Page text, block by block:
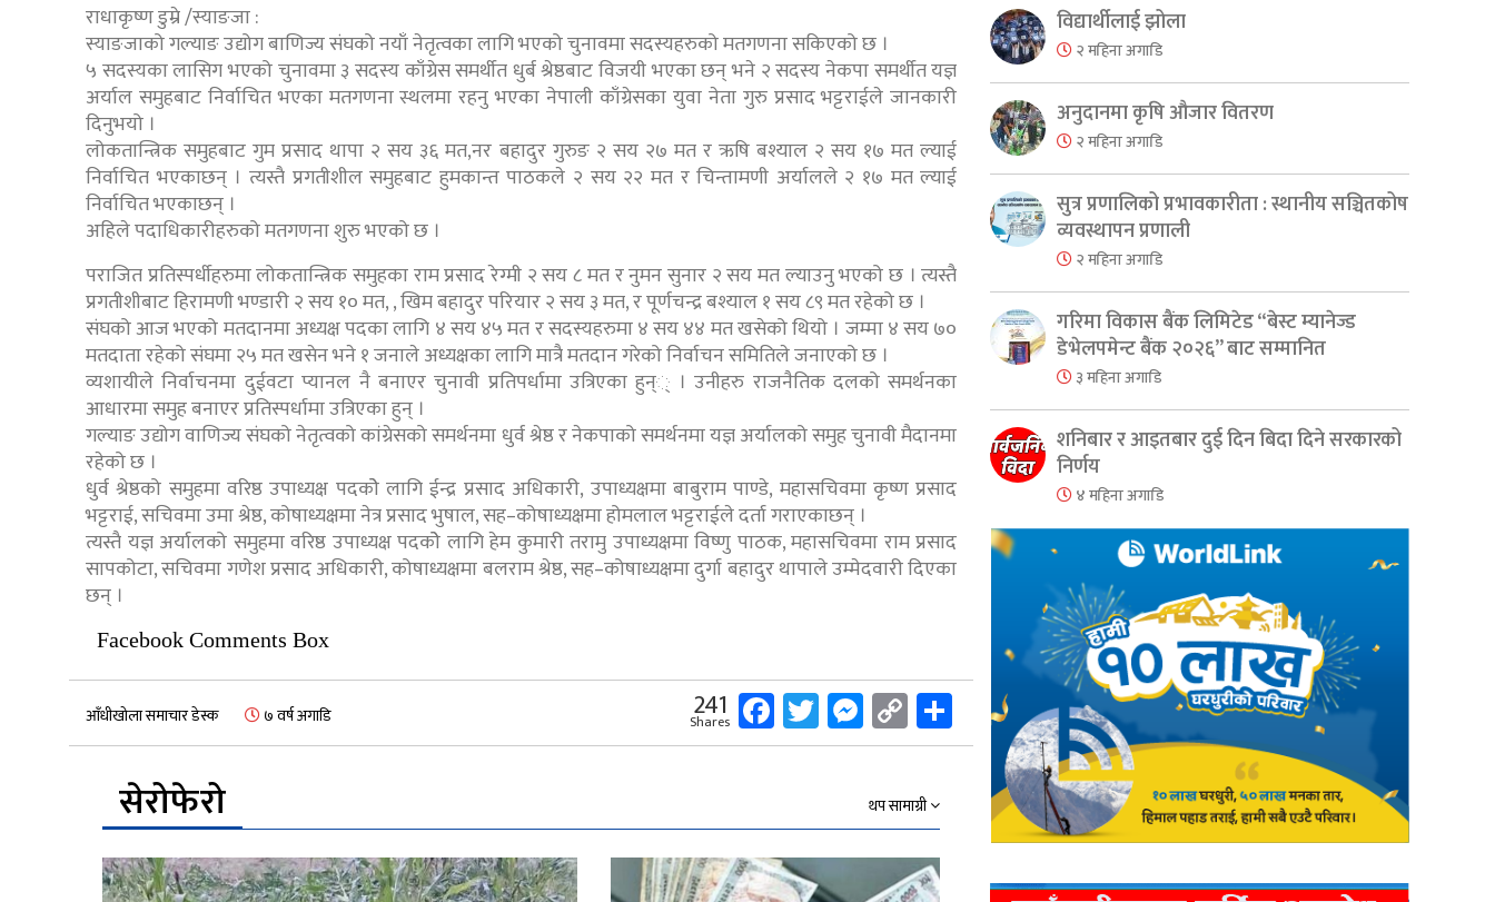
राधाकृष्ण डुम्रे /स्याङजा :
स्याङजाको गल्याङ उद्योग बाणिज्य संघको नयाँ नेतृत्वका लागि भएको चुनावमा सदस्यहरुको मतगणना सकिएको छ ।
५ सदस्यका लासिग भएको चुनावमा ३ सदस्य काँग्रेस समर्थीत धुर्ब श्रेष्ठबाट विजयी भएका छन् भने २ सदस्य नेकपा समर्थीत यज्ञ
अर्याल समुहबाट निर्वाचित भएका मतगणना स्थलमा रहनु भएका नेपाली काँग्रेसका युवा नेता गुरु प्रसाद भट्टराईले जानकारी
दिनुभयो ।
लोकतान्त्रिक समुहबाट गुम प्रसाद थापा २ सय ३६ मत,नर बहादुर गुरुङ २ सय २७ मत र ऋषि बश्याल २ सय १७ मत ल्याई
निर्वाचित भएकाछन् । त्यस्तै प्रगतीशील समुहबाट हुमकान्त पाठकले २ सय २२ मत र चिन्तामणी अर्यालले २ १७ मत ल्याई
निर्वाचित भएकाछन् ।
अहिले पदाधिकारीहरुको मतगणना शुरु भएको छ ।
पराजित प्रतिस्पर्धीहरुमा लोकतान्त्रिक समुहका राम प्रसाद रेग्मी २ सय ८ मत र नुमन सुनार २ सय मत ल्याउनु भएको छ । त्यस्तै
प्रगतीशीबाट हिरामणी भण्डारी २ सय १० मत, , खिम बहादुर परियार २ सय ३ मत, र पूर्णचन्द्र बश्याल १ सय ८९ मत रहेको छ ।
संघको आज भएको मतदानमा अध्यक्ष पदका लागि ४ सय ४५ मत र सदस्यहरुमा ४ सय ४४ मत खसेको थियो । जम्मा ४ सय ७०
मतदाता रहेको संघमा २५ मत खसेन भने १ जनाले अध्यक्षका लागि मात्रै मतदान गरेको निर्वाचन समितिले जनाएको छ ।
व्यशायीले निर्वाचनमा दुईवटा प्यानल नै बनाएर चुनावी प्रतिपर्धामा उत्रिएका हुन्् । उनीहरु राजनैतिक दलको समर्थनका
आधारमा समुह बनाएर प्रतिस्पर्धामा उत्रिएका हुन् ।
गल्याङ उद्योग वाणिज्य संघको नेतृत्वको कांग्रेसको समर्थनमा धुर्व श्रेष्ठ र नेकपाको समर्थनमा यज्ञ अर्यालको समुह चुनावी मैदानमा
रहेको छ ।
धुर्व श्रेष्ठको समुहमा वरिष्ठ उपाध्यक्ष पदकोे लागि ईन्द्र प्रसाद अधिकारी, उपाध्यक्षमा बाबुराम पाण्डे, महासचिवमा कृष्ण प्रसाद
भट्टराई, सचिवमा उमा श्रेष्ठ, कोषाध्यक्षमा नेत्र प्रसाद भुषाल, सह–कोषाध्यक्षमा होमलाल भट्टराईले दर्ता गराएकाछन् ।
त्यस्तै यज्ञ अर्यालको समुहमा वरिष्ठ उपाध्यक्ष पदकोे लागि हेम कुमारी तरामु उपाध्यक्षमा विष्णु पाठक, महासचिवमा राम प्रसाद
सापकोटा, सचिवमा गणेश प्रसाद अधिकारी, कोषाध्यक्षमा बलराम श्रेष्ठ, सह–कोषाध्यक्षमा दुर्गा बहादुर थापाले उम्मेदवारी दिएका
छन् ।
Facebook Comments Box
आँधीखोला समाचार डेस्क ७ वर्ष अगाडि 241
Shares Facebook
Twitter
Messenger
Copy
Link
Share
सेरोफेरो
थप सामाग्री
विद्यार्थीलाई झोला
२ महिना अगाडि
अनुदानमा कृषि औजार वितरण
२ महिना अगाडि
सुत्र प्रणालिको प्रभावकारीता : स्थानीय सञ्चितकोष
व्यवस्थापन प्रणाली
२ महिना अगाडि
गरिमा विकास बैंक लिमिटेड “बेस्ट म्यानेज्ड
डेभेलपमेन्ट बैंक २०२६” बाट सम्मानित
३ महिना अगाडि
शनिबार र आइतबार दुई दिन बिदा दिने सरकारको
निर्णय
४ महिना अगाडि